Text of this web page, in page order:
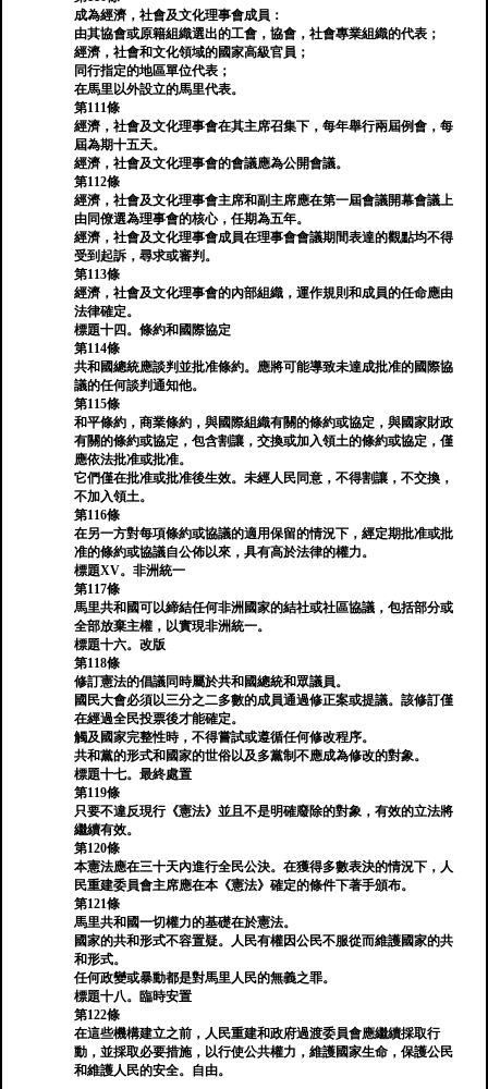
成為經濟，社會及文化理事會成員：
由其協會或原籍組織選出的工會，協會，社會專業組織的代表；
經濟，社會和文化領域的國家高級官員；
同行指定的地區單位代表；
在馬里以外設立的馬里代表。
第111條
經濟，社會及文化理事會在其主席召集下，每年舉行兩屆例會，每
屆為期十五天。
經濟，社會及文化理事會的會議應為公開會議。
第112條
經濟，社會及文化理事會主席和副主席應在第一屆會議開幕會議上
由同僚選為理事會的核心，任期為五年。
經濟，社會及文化理事會成員在理事會會議期間表達的觀點均不得
受到起訴，尋求或審判。
第113條
經濟，社會及文化理事會的內部組織，運作規則和成員的任命應由
法律確定。
標題十四。條約和國際協定
第114條
共和國總統應談判並批准條約。應將可能導致未達成批准的國際協
議的任何談判通知他。
第115條
和平條約，商業條約，與國際組織有關的條約或協定，與國家財政
有關的條約或協定，包含割讓，交換或加入領土的條約或協定，僅
應依法批准或批准。
它們僅在批准或批准後生效。未經人民同意，不得割讓，不交換，
不加入領土。
第116條
在另一方對每項條約或協議的適用保留的情況下，經定期批准或批
准的條約或協議自公佈以來，具有高於法律的權力。
標題XV。非洲統一
第117條
馬里共和國可以締結任何非洲國家的結社或社區協議，包括部分或
全部放棄主權，以實現非洲統一。
標題十六。改版
第118條
修訂憲法的倡議同時屬於共和國總統和眾議員。
國民大會必須以三分之二多數的成員通過修正案或提議。該修訂僅
在經過全民投票後才能確定。
觸及國家完整性時，不得嘗試或遵循任何修改程序。
共和黨的形式和國家的世俗以及多黨制不應成為修改的對象。
標題十七。最終處置
第119條
只要不違反現行《憲法》並且不是明確廢除的對象，有效的立法將
繼續有效。
第120條
本憲法應在三十天內進行全民公決。在獲得多數表決的情況下，人
民重建委員會主席應在本《憲法》確定的條件下著手頒布。
第121條
馬里共和國一切權力的基礎在於憲法。
國家的共和形式不容置疑。人民有權因公民不服從而維護國家的共
和形式。
任何政變或暴動都是對馬里人民的無義之罪。
標題十八。臨時安置
第122條
在這些機構建立之前，人民重建和政府過渡委員會應繼續採取行
動，並採取必要措施，以行使公共權力，維護國家生命，保護公民
和維護人民的安全。自由。